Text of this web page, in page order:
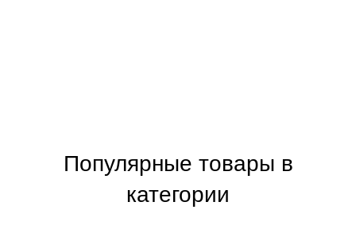
Популярные товары в
категории